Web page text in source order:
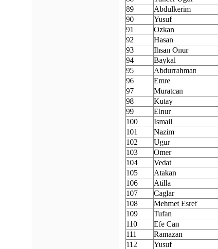
89
Abdulkerim
90
Yusuf
91
Ozkan
92
Hasan
93
Ihsan Onur
94
Baykal
95
Abdurrahman
96
Emre
97
Muratcan
98
Kutay
99
Elnur
100
Ismail
101
Nazim
102
Ugur
103
Omer
104
Vedat
105
Atakan
106
Atilla
107
Caglar
108
Mehmet Esref
109
Tufan
110
Efe Can
111
Ramazan
112
Yusuf